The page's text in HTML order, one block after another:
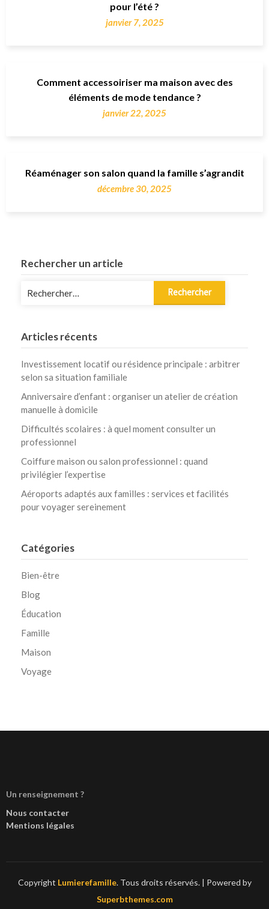
pour l’été ?
janvier 7, 2025
Comment accessoiriser ma maison avec des
éléments de mode tendance ?
janvier 22, 2025
Réaménager son salon quand la famille s’agrandit
décembre 30, 2025
Rechercher un article
Articles récents
Investissement locatif ou résidence principale : arbitrer
selon sa situation familiale
Anniversaire d’enfant : organiser un atelier de création
manuelle à domicile
Difficultés scolaires : à quel moment consulter un
professionnel
Coiffure maison ou salon professionnel : quand
privilégier l’expertise
Aéroports adaptés aux familles : services et facilités
pour voyager sereinement
Catégories
Bien-être
Blog
Éducation
Famille
Maison
Voyage
Un renseignement ?
Nous contacter
Mentions légales
Copyright Lumierefamille. Tous droits réservés. | Powered by
Superbthemes.com